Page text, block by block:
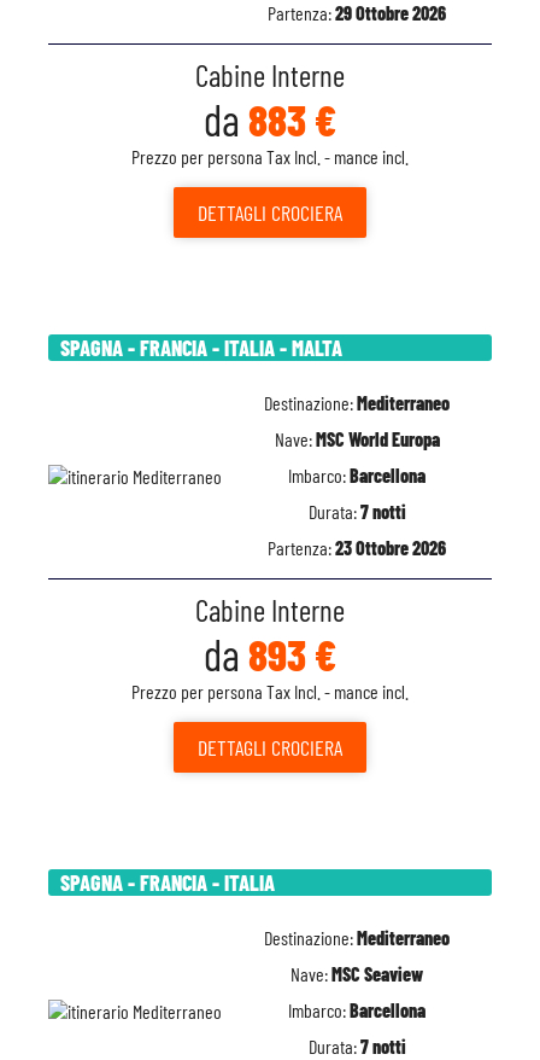
Partenza:29 Ottobre 2026
Cabine Interne
da 883 €
Prezzo per persona Tax Incl. - mance incl.
DETTAGLI CROCIERA
SPAGNA - FRANCIA - ITALIA - MALTA
Destinazione:Mediterraneo
Nave:MSC World Europa
Imbarco:Barcellona
Durata:7 notti
Partenza:23 Ottobre 2026
Cabine Interne
da 893 €
Prezzo per persona Tax Incl. - mance incl.
DETTAGLI CROCIERA
SPAGNA - FRANCIA - ITALIA
Destinazione:Mediterraneo
Nave:MSC Seaview
Imbarco:Barcellona
Durata:7 notti